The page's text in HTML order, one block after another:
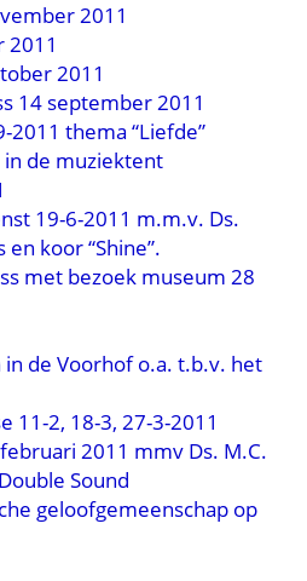
2011
2011
2011
14 september 2011
2011 thema “Liefde”
in de muziektent
19-6-2011 m.m.v. Ds.
koor “Shine”.
met bezoek museum 28
de Voorhof o.a. t.b.v. het
11-2, 18-3, 27-3-2011
2011 mmv Ds. M.C.
Sound
geloofgemeenschap op